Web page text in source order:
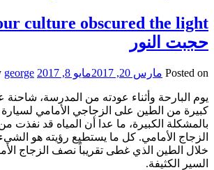
حجبت النور
Posted on مارس 20, 2017 مايو 8, 2017 george
يوم البارحة وأثناء عودته من المدرسة،
كبيرة من الطين على الزجاجي الأمامي
بالمشكلة الكبيرة، ما عدا أن المياه قد
الزجاج الأمامي. كل ما يستطيع رؤيته هو
خلال الطين الذي غطى تقريباً نصف الزجاج
السير الكثيفة.